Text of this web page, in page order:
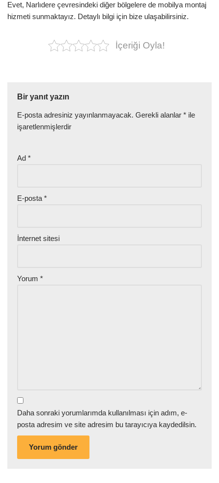
Evet, Narlıdere çevresindeki diğer bölgelere de mobilya montaj
hizmeti sunmaktayız. Detaylı bilgi için bize ulaşabilirsiniz.
İçeriği Oyla!
Bir yanıt yazın
E-posta adresiniz yayınlanmayacak. Gerekli alanlar * ile
işaretlenmişlerdir
Ad *
E-posta *
İnternet sitesi
Yorum *
Daha sonraki yorumlarımda kullanılması için adım, e-
posta adresim ve site adresim bu tarayıcıya kaydedilsin.